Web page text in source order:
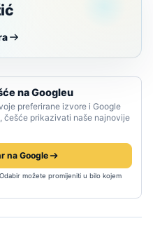
na Googleu
preferirane izvore i Google
češće prikazivati naše najnovije
na Google
možete promijeniti u bilo kojem